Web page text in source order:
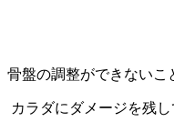
骨盤の調整ができないこ
カラダにダメージを残